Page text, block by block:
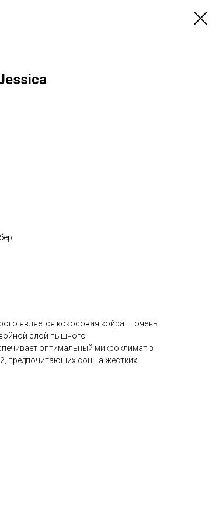
является кокосовая койра — очень
слой пышного
оптимальный микроклимат в
предпочитающих сон на жестких